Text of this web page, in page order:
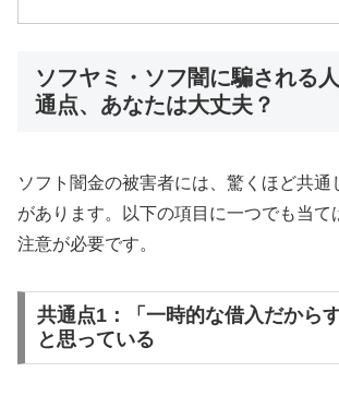
ソフヤミ・ソフ闇に騙される
通点、あなたは大丈夫？
ソフト闇金の被害者には、驚くほど共通
があります。以下の項目に一つでも当て
注意が必要です。
共通点1：「一時的な借入だから
と思っている